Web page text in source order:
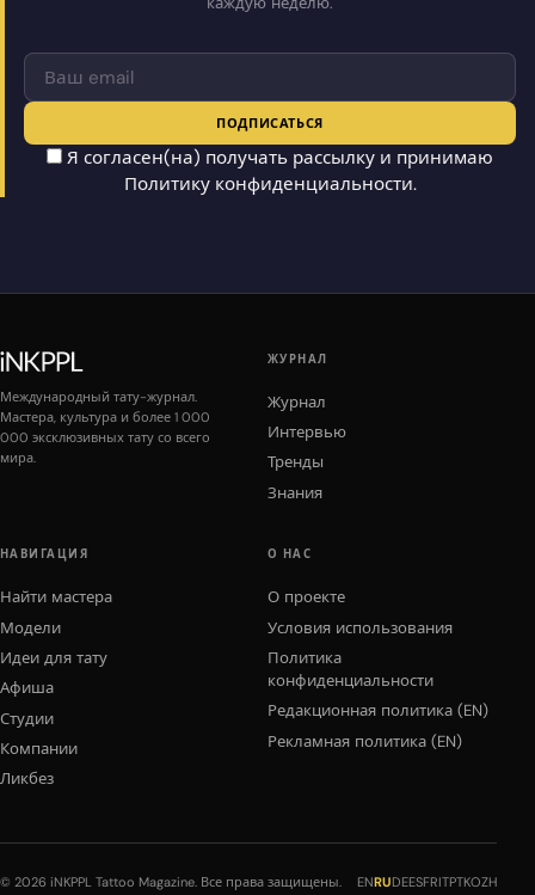
ПОДПИСАТЬСЯ
Я согласен(на) получать рассылку и принимаю
Политику конфиденциальности.
Международный тату-журнал.
Мастера, культура и более 1 000
000 эксклюзивных тату со всего
мира.
ЖУРНАЛ
Журнал
Интервью
Тренды
Знания
НАВИГАЦИЯ
Найти мастера
Модели
Идеи для тату
Афиша
Студии
Компании
Ликбез
О НАС
О проекте
Условия использования
Политика
конфиденциальности
Редакционная политика (EN)
Рекламная политика (EN)
© 2026 iNKPPL Tattoo Magazine. Все права защищены. ENRUDEESFRITPTKOZH